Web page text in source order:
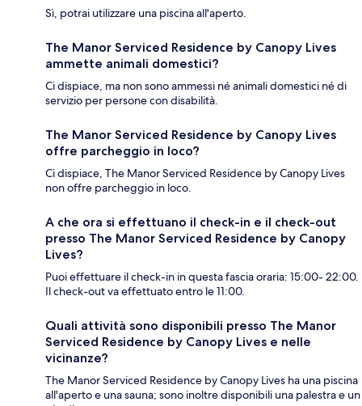
Sì, potrai utilizzare una piscina all'aperto.
The Manor Serviced Residence by Canopy Lives
ammette animali domestici?
Ci dispiace, ma non sono ammessi né animali domestici né di
servizio per persone con disabilità.
The Manor Serviced Residence by Canopy Lives
offre parcheggio in loco?
Ci dispiace, The Manor Serviced Residence by Canopy Lives
non offre parcheggio in loco.
A che ora si effettuano il check-in e il check-out
presso The Manor Serviced Residence by Canopy
Lives?
Puoi effettuare il check-in in questa fascia oraria: 15:00- 22:00.
Il check-out va effettuato entro le 11:00.
Quali attività sono disponibili presso The Manor
Serviced Residence by Canopy Lives e nelle
vicinanze?
The Manor Serviced Residence by Canopy Lives ha una piscina
all'aperto e una sauna; sono inoltre disponibili una palestra e un